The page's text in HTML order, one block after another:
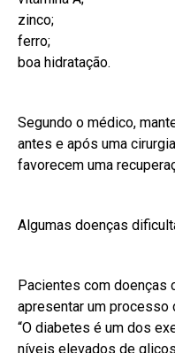
zinco;
ferro;
boa hidratação.
Segundo o médico,
antes e após uma
favorecem uma
Algumas doenças
Pacientes com doenças
apresentar um processo
“O diabetes é um dos
níveis elevados de